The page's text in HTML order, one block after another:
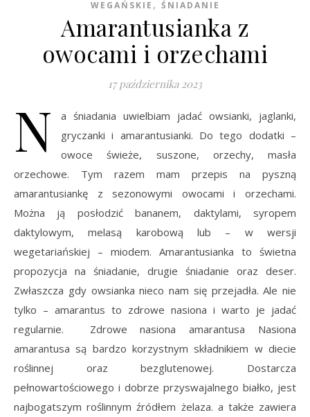
WEGAŃSKIE , ŚNIADANIE
Amarantusianka z
owocami i orzechami
17 października 2023
N
a śniadania uwielbiam jadać owsianki, jaglanki,
gryczanki i amarantusianki. Do tego dodatki –
owoce świeże, suszone, orzechy, masła
orzechowe. Tym razem mam przepis na pyszną
amarantusiankę z sezonowymi owocami i orzechami.
Można ją posłodzić bananem, daktylami, syropem
daktylowym, melasą karobową lub – w wersji
wegetariańskiej – miodem. Amarantusianka to świetna
propozycja na śniadanie, drugie śniadanie oraz deser.
Zwłaszcza gdy owsianka nieco nam się przejadła. Ale nie
tylko – amarantus to zdrowe nasiona i warto je jadać
regularnie. Zdrowe nasiona amarantusa Nasiona
amarantusa są bardzo korzystnym składnikiem w diecie
roślinnej oraz bezglutenowej. Dostarcza
pełnowartościowego i dobrze przyswajalnego białko, jest
najbogatszym roślinnym źródłem żelaza. a także zawiera